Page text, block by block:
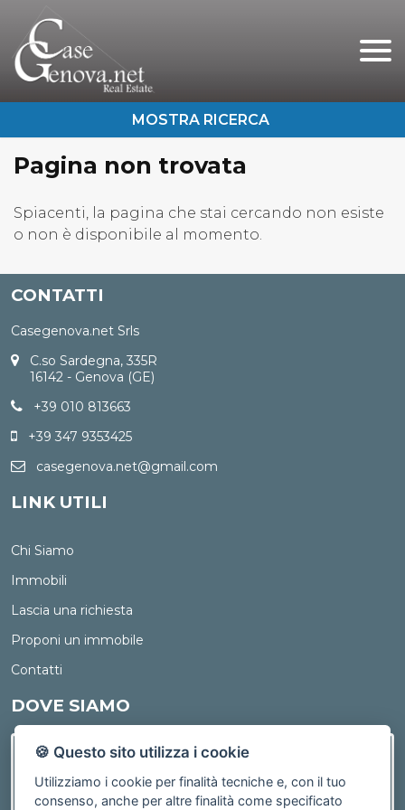
Chi Siamo
Immobili In Vendita
Immobili In Affitto
Servizi
Lascia Una Richiesta
Contatti
Pagina non trovata
Spiacenti, la pagina che stai cercando non esiste
o non è disponibile al momento.
CONTATTI
Casegenova.net Srls
C.so Sardegna, 335R
16142 - Genova (GE)
+39 010 813663
+39 347 9353425
casegenova.net@gmail.com
LINK UTILI
Chi Siamo
Immobili
Lascia una richiesta
Proponi un immobile
Contatti
DOVE SIAMO
🍪 Questo sito utilizza i cookie
Utilizziamo i cookie per finalità tecniche e, con il tuo
consenso, anche per altre finalità come specificato